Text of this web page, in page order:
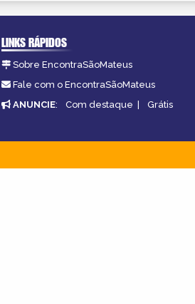
LINKS RÁPIDOS
Sobre EncontraSãoMateus
Fale com o EncontraSãoMateus
ANUNCIE: Com destaque | Grátis